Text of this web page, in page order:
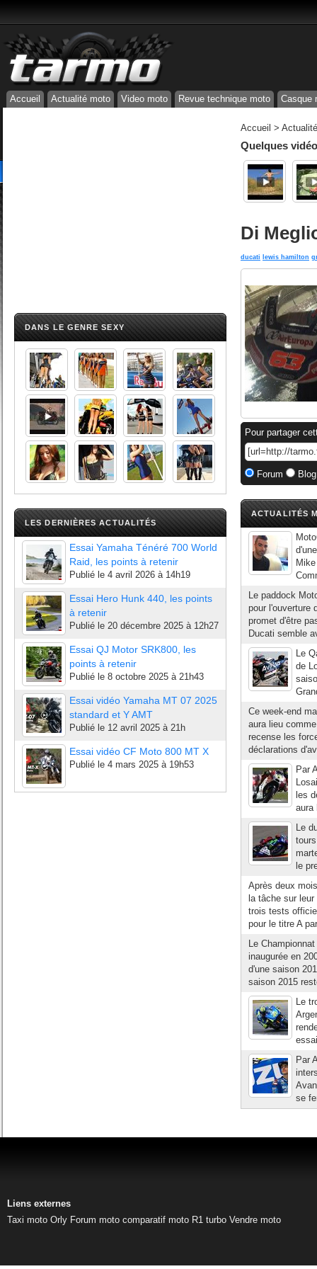
Accueil Actualité moto Video moto Revue technique moto Casque
DANS LE GENRE SEXY
LES DERNIÈRES ACTUALITÉS
Essai Yamaha Ténéré 700 World
Raid, les points à retenir
Publié le 4 avril 2026 à 14h19
Essai Hero Hunk 440, les points
à retenir
Publié le 20 décembre 2025 à 12h27
Essai QJ Motor SRK800, les
points à retenir
Publié le 8 octobre 2025 à 21h43
Essai vidéo Yamaha MT 07 2025
standard et Y AMT
Publié le 12 avril 2025 à 21h
Essai vidéo CF Moto 800 MT X
Publié le 4 mars 2025 à 19h53
Accueil >
Quelques
Di
ducati lewis hamilton
Pour partager
Forum
ACTUALITÉS
Le paddock
pour l'ouverture
promet d'être
Ducati semble
Le
de
Ce week-end
aura lieu
recense les
déclarations
Par
les
aura
Le
le
Après deux
la tâche sur
trois tests
pour le titre A
Le
inaugurée en
d'une saison
saison 2015
Le
Par
se
Liens externes
Taxi moto Orly Forum moto comparatif moto R1 turbo Vendre moto